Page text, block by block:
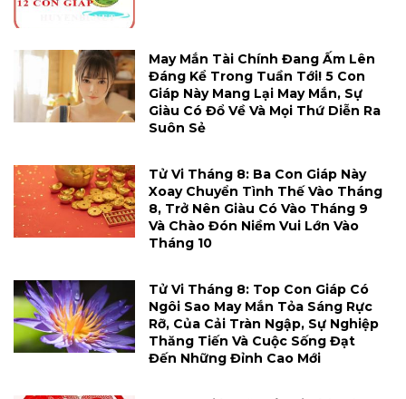
May Mắn Tài Chính Đang Ấm Lên
Đáng Kể Trong Tuần Tới! 5 Con
Giáp Này Mang Lại May Mắn, Sự
Giàu Có Đổ Về Và Mọi Thứ Diễn Ra
Suôn Sẻ
Tử Vi Tháng 8: Ba Con Giáp Này
Xoay Chuyển Tình Thế Vào Tháng
8, Trở Nên Giàu Có Vào Tháng 9
Và Chào Đón Niềm Vui Lớn Vào
Tháng 10
Tử Vi Tháng 8: Top Con Giáp Có
Ngôi Sao May Mắn Tỏa Sáng Rực
Rỡ, Của Cải Tràn Ngập, Sự Nghiệp
Thăng Tiến Và Cuộc Sống Đạt
Đến Những Đỉnh Cao Mới